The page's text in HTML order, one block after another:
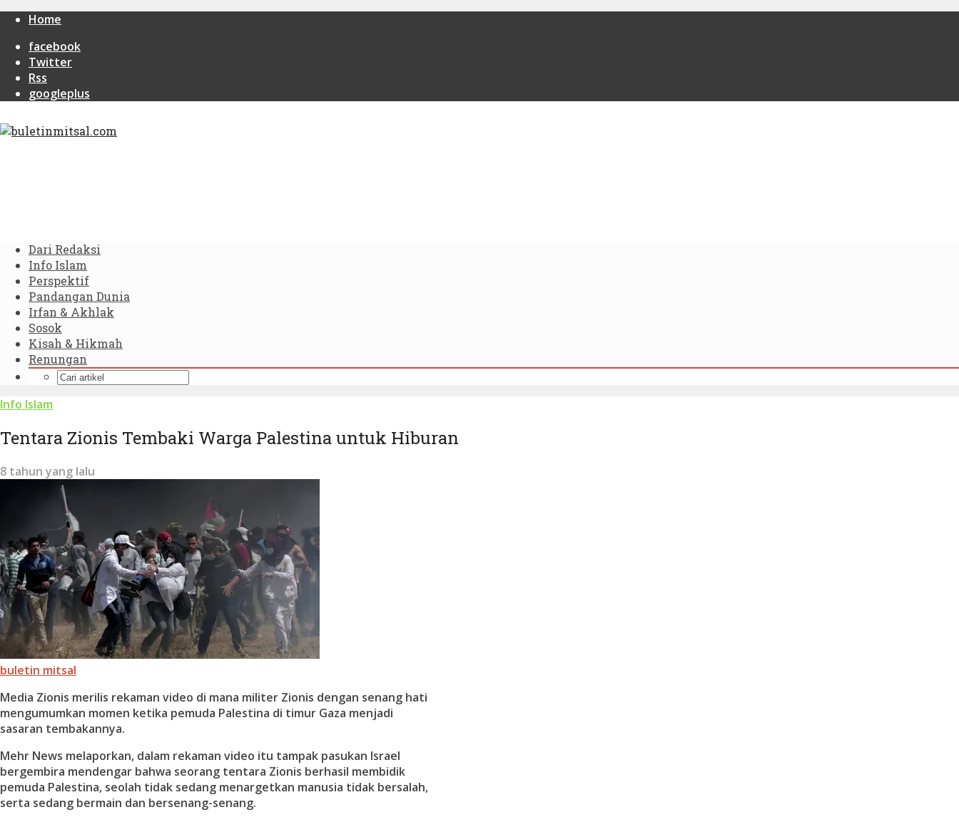
Home
facebook
Twitter
Rss
googleplus
Dari Redaksi
Info Islam
Perspektif
Pandangan Dunia
Irfan & Akhlak
Sosok
Kisah & Hikmah
Renungan
Info Islam
Tentara Zionis Tembaki Warga Palestina untuk Hiburan
8 tahun yang lalu
buletin mitsal
Media Zionis merilis rekaman video di mana militer Zionis dengan senang hati
mengumumkan momen ketika pemuda Palestina di timur Gaza menjadi
sasaran tembakannya.
Mehr News melaporkan, dalam rekaman video itu tampak pasukan Israel
bergembira mendengar bahwa seorang tentara Zionis berhasil membidik
pemuda Palestina, seolah tidak sedang menargetkan manusia tidak bersalah,
serta sedang bermain dan bersenang-senang.